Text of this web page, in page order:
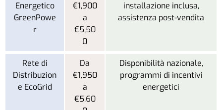
Energetico
GreenPowe
r
€1,900
a
€5,50
0
installazione inclusa,
assistenza post-vendita
Rete di
Distribuzion
e EcoGrid
Da
€1,950
a
€5,60
Disponibilità nazionale,
programmi di incentivi
energetici